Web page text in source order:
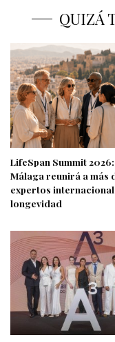
QUIZÁ
LifeSpan Summit 2026:
Málaga reunirá a más
expertos
longevidad